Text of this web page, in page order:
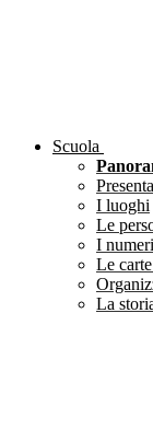
Scuola
I luoghi
Le
I
Le
La